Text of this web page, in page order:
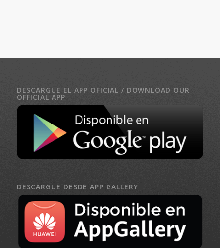
DESCARGUE EL APP OFICIAL / DOWNLOAD OUR
OFFICIAL APP
DESCARGUE DESDE APP GALLERY